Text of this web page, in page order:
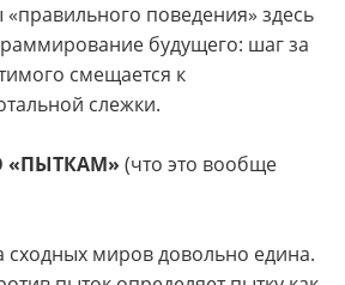
поведения» здесь
будущего: шаг за
смещается к
слежки.
«ПЫТКАМ» (что это вообще
миров довольно едина.